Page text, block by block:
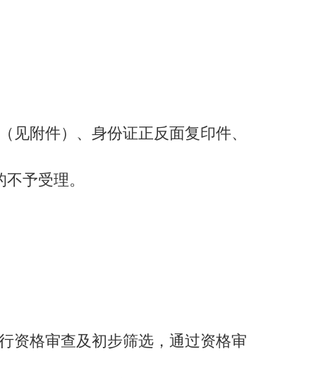
附件）、身份证正反面复印件、
予受理。
资格审查及初步筛选，通过资格审